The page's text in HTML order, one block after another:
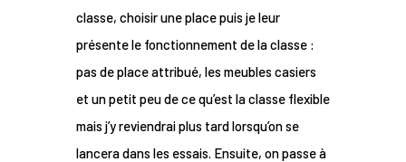
classe, choisir une place puis je leur
présente le fonctionnement de la classe :
pas de place attribué, les meubles casiers
et un petit peu de ce qu’est la classe flexible
mais j’y reviendrai plus tard lorsqu’on se
lancera dans les essais. Ensuite, on passe à